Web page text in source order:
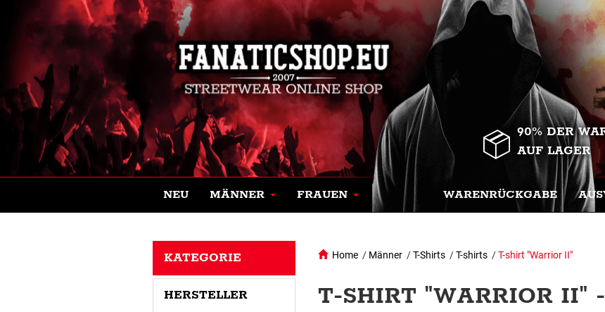
90% DER
AUF LAGER
NEU MÄNNER FRAUEN WARENRÜCKGABE
Home / Männer /T-Shirts /T-shirts /T-shirt "Warrior II"
T-SHIRT "WARRIOR II"
KATEGORIE
HERSTELLER